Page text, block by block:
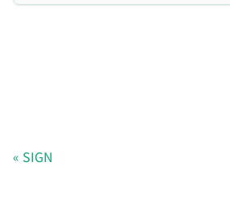
SIGN